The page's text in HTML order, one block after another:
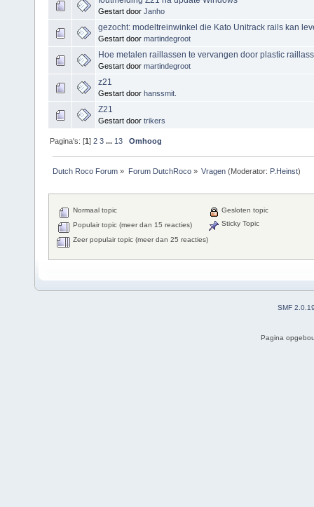
Gestart door Janho
gezocht: modeltreinwinkel die Kato Unitrack rails kan
Gestart door martindegroot
Hoe metalen raillassen te vervangen door plastic
Gestart door martindegroot
z21
Gestart door hanssmit.
Z21
Gestart door trikers
Pagina's: [1]2 3 ...13 Omhoog
Dutch Roco Forum » Forum DutchRoco» Vragen(Moderator: P.Heinst)
Normaal topic
Populair topic (meer dan 15 reacties)
Zeer populair topic (meer dan 25 reacties)
Gesloten topic
Sticky Topic
SMF
Pagina